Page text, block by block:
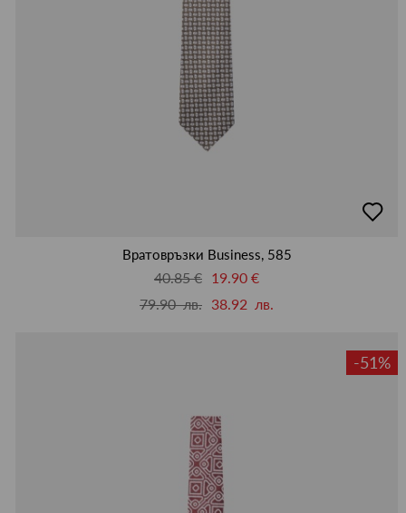
в
Вратовръзки Business, 585
40.85 € 19.90 €
79.90 лв. 38.92 лв.
-51%